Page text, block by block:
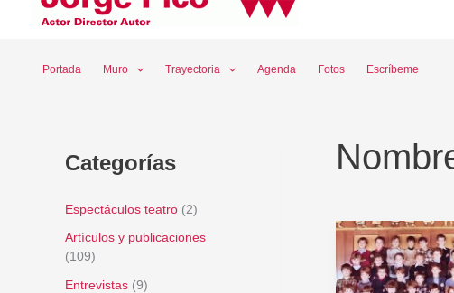
Portada Muro Trayectoria Agenda Fotos Escríbeme
Categorías
Espectáculos teatro (2)
Artículos y publicaciones
(109)
Entrevistas (9)